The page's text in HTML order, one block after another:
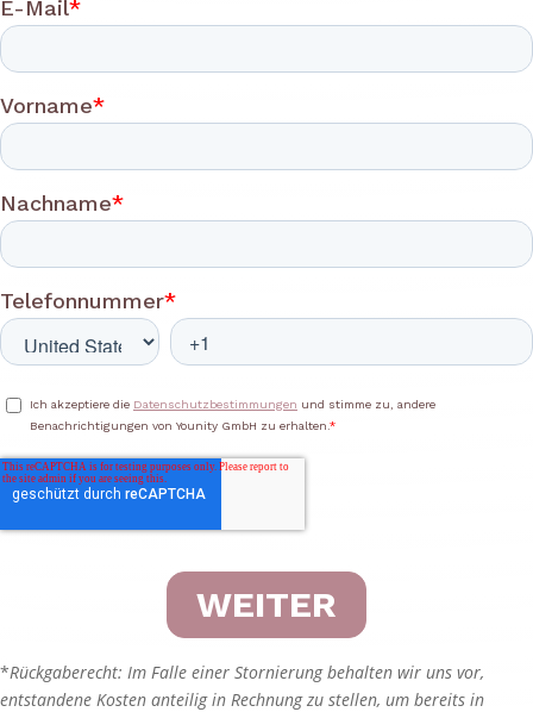
*Rückgaberecht: Im Falle einer Stornierung behalten wir uns vor,
entstandene Kosten anteilig in Rechnung zu stellen, um bereits in